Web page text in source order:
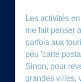
Les activités
me fait penser
parfois aux
peu 'carte
Sinon, pour
grandes villes,